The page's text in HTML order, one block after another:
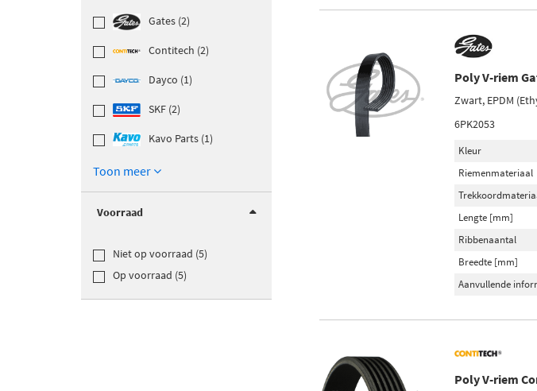
Gates (2)
Contitech (2)
Dayco (1)
SKF (2)
Kavo Parts (1)
Toon meer
Voorraad
Niet op voorraad (5)
Op voorraad (5)
Poly V-riem
Zwart, EPDM
6PK2053
Kleur
Riemenmateriaal
Lengte [mm]
Ribbenaantal
Breedte [mm]
Aanvullende
Poly V-riem